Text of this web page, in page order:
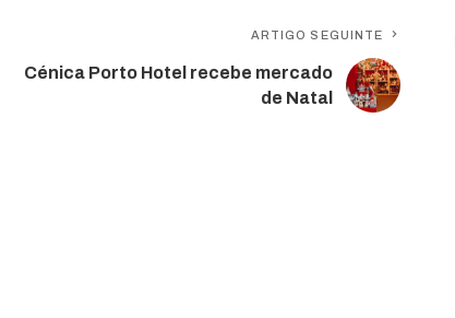
ARTIGO SEGUINTE
Cénica Porto Hotel recebe mercado
de Natal